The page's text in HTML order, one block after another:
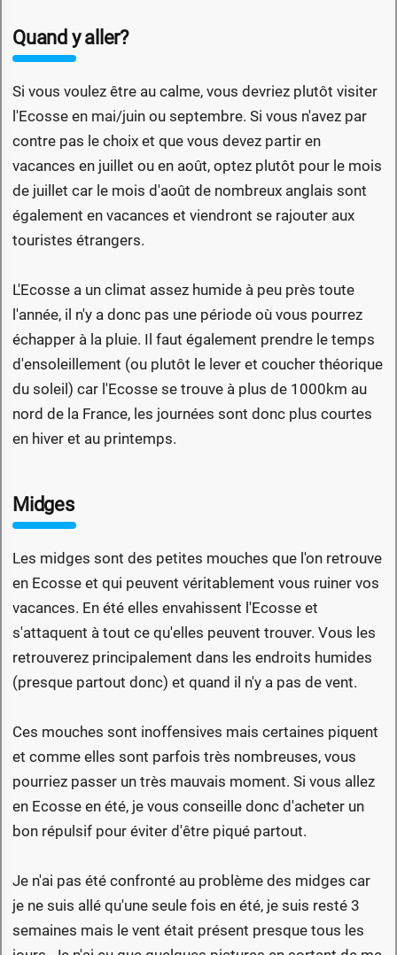
Quand y aller?
Si vous voulez être au calme, vous devriez plutôt visiter
l'Ecosse en mai/juin ou septembre. Si vous n'avez par
contre pas le choix et que vous devez partir en
vacances en juillet ou en août, optez plutôt pour le mois
de juillet car le mois d'août de nombreux anglais sont
également en vacances et viendront se rajouter aux
touristes étrangers.
L'Ecosse a un climat assez humide à peu près toute
l'année, il n'y a donc pas une période où vous pourrez
échapper à la pluie. Il faut également prendre le temps
d'ensoleillement (ou plutôt le lever et coucher théorique
du soleil) car l'Ecosse se trouve à plus de 1000km au
nord de la France, les journées sont donc plus courtes
en hiver et au printemps.
Midges
Les midges sont des petites mouches que l'on retrouve
en Ecosse et qui peuvent véritablement vous ruiner vos
vacances. En été elles envahissent l'Ecosse et
s'attaquent à tout ce qu'elles peuvent trouver. Vous les
retrouverez principalement dans les endroits humides
(presque partout donc) et quand il n'y a pas de vent.
Ces mouches sont inoffensives mais certaines piquent
et comme elles sont parfois très nombreuses, vous
pourriez passer un très mauvais moment. Si vous allez
en Ecosse en été, je vous conseille donc d'acheter un
bon répulsif pour éviter d'être piqué partout.
Je n'ai pas été confronté au problème des midges car
je ne suis allé qu'une seule fois en été, je suis resté 3
semaines mais le vent était présent presque tous les